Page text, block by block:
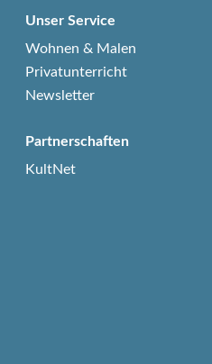
Unser Service
Wohnen & Malen
Privatunterricht
Newsletter
Partnerschaften
KultNet